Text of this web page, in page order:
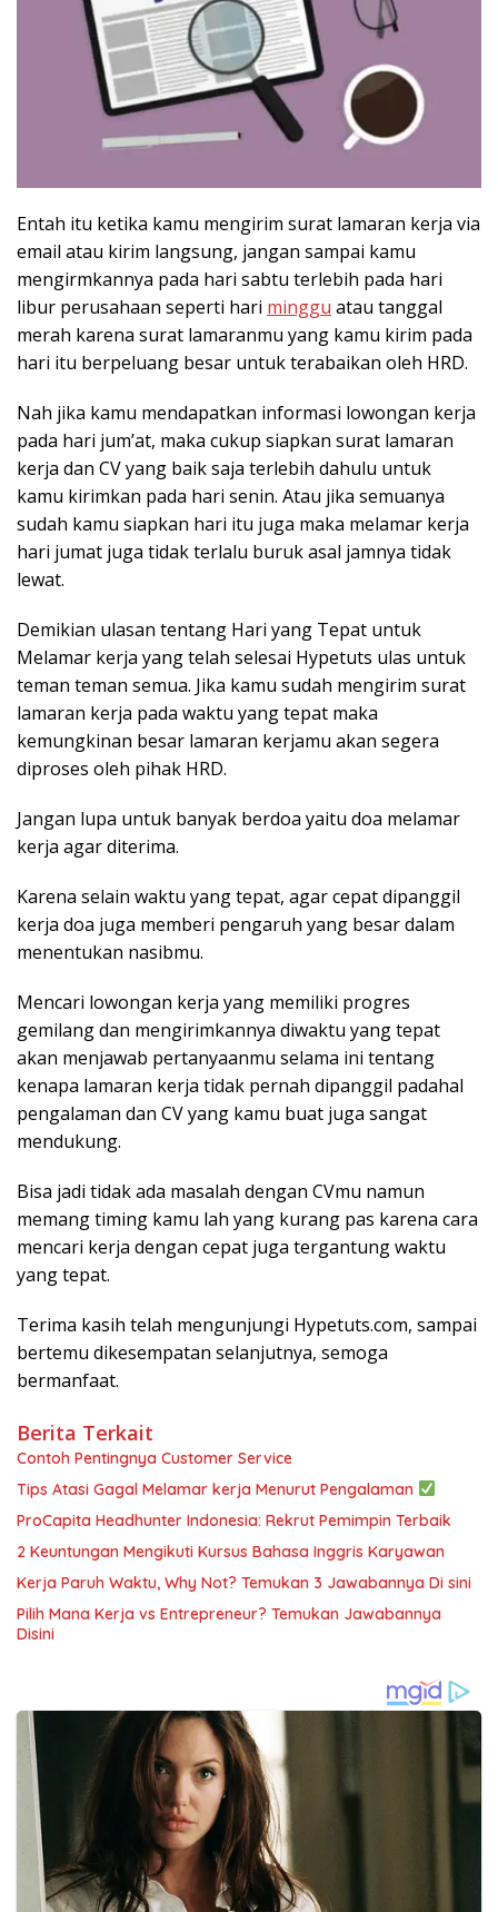
Entah itu ketika kamu mengirim surat lamaran kerja via
email atau kirim langsung, jangan sampai kamu
mengirmkannya pada hari sabtu terlebih pada hari
libur perusahaan seperti hari minggu atau tanggal
merah karena surat lamaranmu yang kamu kirim pada
hari itu berpeluang besar untuk terabaikan oleh HRD.
Nah jika kamu mendapatkan informasi lowongan kerja
pada hari jum’at, maka cukup siapkan surat lamaran
kerja dan CV yang baik saja terlebih dahulu untuk
kamu kirimkan pada hari senin. Atau jika semuanya
sudah kamu siapkan hari itu juga maka melamar kerja
hari jumat juga tidak terlalu buruk asal jamnya tidak
lewat.
Demikian ulasan tentang Hari yang Tepat untuk
Melamar kerja yang telah selesai Hypetuts ulas untuk
teman teman semua. Jika kamu sudah mengirim surat
lamaran kerja pada waktu yang tepat maka
kemungkinan besar lamaran kerjamu akan segera
diproses oleh pihak HRD.
Jangan lupa untuk banyak berdoa yaitu doa melamar
kerja agar diterima.
Karena selain waktu yang tepat, agar cepat dipanggil
kerja doa juga memberi pengaruh yang besar dalam
menentukan nasibmu.
Mencari lowongan kerja yang memiliki progres
gemilang dan mengirimkannya diwaktu yang tepat
akan menjawab pertanyaanmu selama ini tentang
kenapa lamaran kerja tidak pernah dipanggil padahal
pengalaman dan CV yang kamu buat juga sangat
mendukung.
Bisa jadi tidak ada masalah dengan CVmu namun
memang timing kamu lah yang kurang pas karena cara
mencari kerja dengan cepat juga tergantung waktu
yang tepat.
Terima kasih telah mengunjungi Hypetuts.com, sampai
bertemu dikesempatan selanjutnya, semoga
bermanfaat.
Berita Terkait
Contoh Pentingnya Customer Service
Tips Atasi Gagal Melamar kerja Menurut Pengalaman
ProCapita Headhunter Indonesia: Rekrut Pemimpin Terbaik
2 Keuntungan Mengikuti Kursus Bahasa Inggris Karyawan
Kerja Paruh Waktu, Why Not? Temukan 3 Jawabannya Di sini
Pilih Mana Kerja vs Entrepreneur? Temukan Jawabannya
Disini